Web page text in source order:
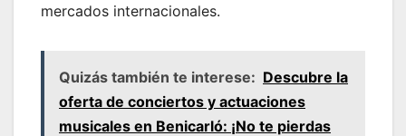
mercados internacionales.
Quizás también te interese: Descubre la
oferta de conciertos y actuaciones
musicales en Benicarló: ¡No te pierdas